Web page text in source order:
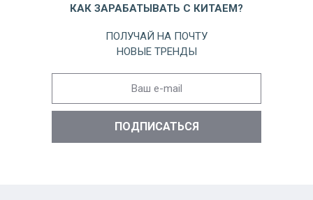
КАК ЗАРАБАТЫВАТЬ С КИТАЕМ?
ПОЛУЧАЙ НА ПОЧТУ
НОВЫЕ ТРЕНДЫ